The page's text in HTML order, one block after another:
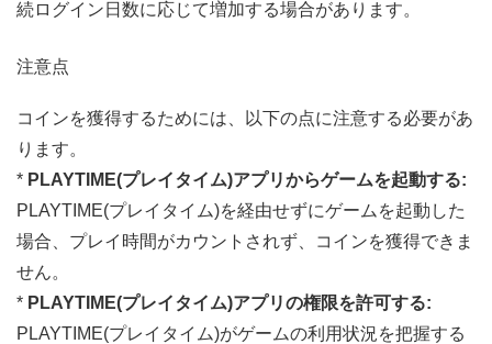
続ログイン日数に応じて増加する場合があります。
注意点
コインを獲得するためには、以下の点に注意する必要があ
ります。
* PLAYTIME(プレイタイム)アプリからゲームを起動する:
PLAYTIME(プレイタイム)を経由せずにゲームを起動した
場合、プレイ時間がカウントされず、コインを獲得できま
せん。
* PLAYTIME(プレイタイム)アプリの権限を許可する:
PLAYTIME(プレイタイム)がゲームの利用状況を把握する